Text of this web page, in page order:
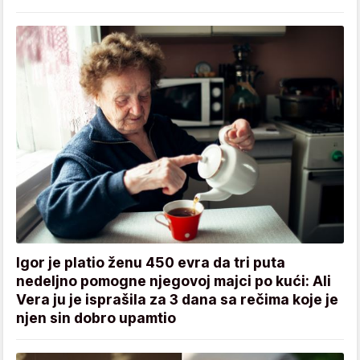
Igor je platio ženu 450 evra da tri puta
nedeljno pomogne njegovoj majci po kući: Ali
Vera ju je isprašila za 3 dana sa rečima koje je
njen sin dobro upamtio